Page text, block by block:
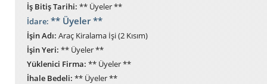
İş Bitiş Tarihi:** Üyeler **
İdare:** Üyeler **
İşin Adı:Araç Kiralama İşi (2 Kısım)
İşin Yeri:** Üyeler **
Yüklenici Firma:** Üyeler **
İhale Bedeli:** Üyeler **